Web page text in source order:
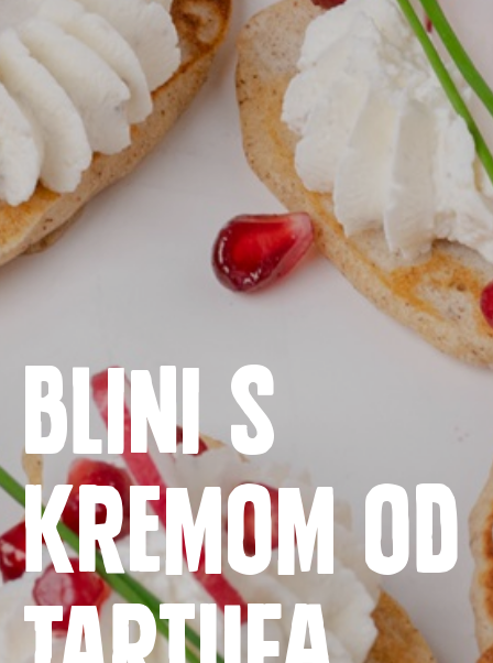
Naslovnica
Proizvodi
Recepti
Priča o ABC siru
Novosti
Blini s
kremom od
tartufa